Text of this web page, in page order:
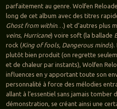
parfaitement au genre. Wolfen
long de cet album avec des titres
Ghost from within…) et d’autres plus
veins, Hurricane) voire soft (la ballade
rock (King of fools, Dangerous minds).
plutôt bien produit (on regrette
et de chaleur par instants), Wolfen
influences en y apportant toute son
personnalité à force des mélodies
allant à l’essentiel sans jamais tomber
démonstration, se créant ainsi une